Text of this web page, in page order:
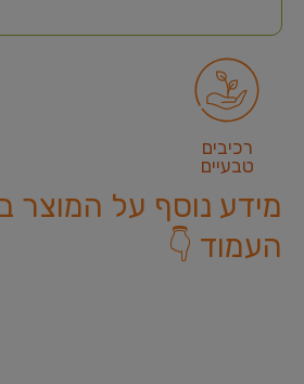
רכיבים
טבעיים
מידע נוסף על המוצר
העמוד 👇